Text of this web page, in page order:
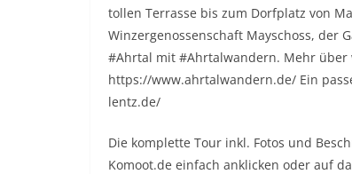
tollen Terrasse bis zum Dorfplatz von
Winzergenossenschaft Mayschoss, der
#Ahrtal mit #Ahrtalwandern. Mehr
https://www.ahrtalwandern.de/ Ein
lentz.de/
Die komplette Tour inkl. Fotos und
Komoot.de einfach anklicken oder auf